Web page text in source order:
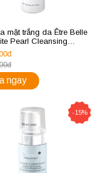
mặt trắng da Être Belle
Pearl Cleansing
ngay
-15%